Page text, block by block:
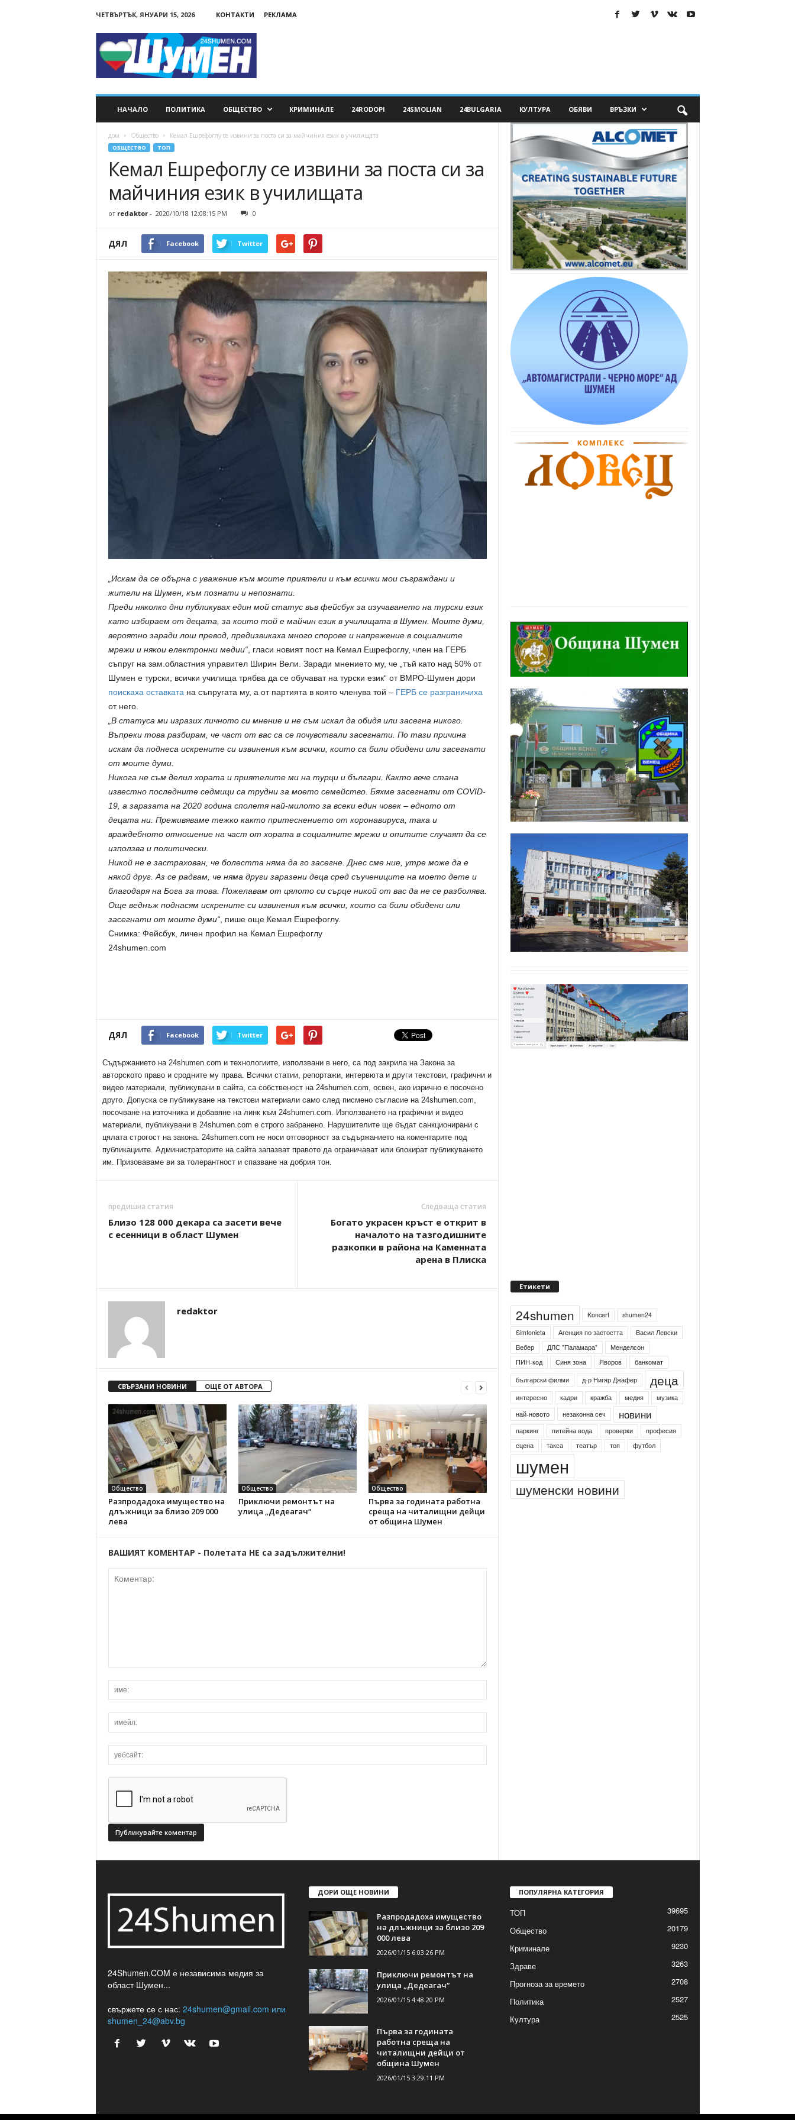
ЧЕТВЪРТЪК, ЯНУАРИ 15, 2026 КОНТАКТИ РЕКЛАМА
НАЧАЛО ПОЛИТИКА ОБЩЕСТВО КРИМИНАЛЕ 24RODOPI 24SMOLIAN 24BULGARIA КУЛТУРА ОБЯВИ ВРЪЗКИ
дом Общество Кемал Ешрефоглу се извини за поста си за майчиния език в училищата
ОБЩЕСТВО ТОП
Кемал Ешрефоглу се извини за поста си за
майчиния език в училищата
от redaktor- 2020/10/18 12:08:15 PM 0
ДЯЛ Facebook Twitter
„Искам да се обърна с уважение към моите приятели и към всички мои съграждани и
жители на Шумен, към познати и непознати.
Преди няколко дни публикувах един мой статус във фейсбук за изучаването на турски език
като избираем от децата, за които той е майчин език в училищата в Шумен. Моите думи,
вероятно заради лош превод, предизвикаха много спорове и напрежение в социалните
мрежи и някои електронни медии“, гласи новият пост на Кемал Ешрефоглу, член на ГЕРБ
съпруг на зам.областния управител Ширин Вели. Заради мнението му, че „тъй като над 50% от
Шумен е турски, всички училища трябва да се обучават на турски език“ от ВМРО-Шумен дори
поискаха оставката на съпругата му, а от партията в която членува той – ГЕРБ се разграничиха
от него.
„В статуса ми изразих личното си мнение и не съм искал да обидя или засегна никого.
Въпреки това разбирам, че част от вас са се почувствали засегнати. По тази причина
искам да поднеса искрените си извинения към всички, които са били обидени или засегнати
от моите думи.
Никога не съм делил хората и приятелите ми на турци и българи. Както вече стана
известно последните седмици са трудни за моето семейство. Бяхме засегнати от COVID-
19, а заразата на 2020 година сполетя най-милото за всеки един човек – едното от
децата ни. Преживяваме тежко както притеснението от коронавируса, така и
враждебното отношение на част от хората в социалните мрежи и опитите случаят да се
използва и политически.
Никой не е застрахован, че болестта няма да го засегне. Днес сме ние, утре може да е
някой друг. Аз се радвам, че няма други заразени деца сред съучениците на моето дете и
благодаря на Бога за това. Пожелавам от цялото си сърце никой от вас да не се разболява.
Още веднъж поднасям искрените си извинения към всички, които са били обидени или
засегнати от моите думи“, пише още Кемал Ешрефоглу.
Снимка: Фейсбук, личен профил на Кемал Ешрефоглу
24shumen.com
ДЯЛ Facebook Twitter
Съдържанието на 24shumen.com и технологиите, използвани в него, са под закрила на Закона за
авторското право и сродните му права. Всички статии, репортажи, интервюта и други текстови, графични и
видео материали, публикувани в сайта, са собственост на 24shumen.com, освен, ако изрично е посочено
друго. Допуска се публикуване на текстови материали само след писмено съгласие на 24shumen.com,
посочване на източника и добавяне на линк към 24shumen.com. Използването на графични и видео
материали, публикувани в 24shumen.com е строго забранено. Нарушителите ще бъдат санкционирани с
цялата строгост на закона. 24shumen.com не носи отговорност за съдържанието на коментарите под
публикациите. Администраторите на сайта запазват правото да ограничават или блокират публикуването
им. Призоваваме ви за толерантност и спазване на добрия тон.
предишна статия
Близо 128 000 декара са засети вече
с есенници в област Шумен
Следваща статия
Богато украсен кръст е открит в
началото на тазгодишните
разкопки в района на Каменната
арена в Плиска
redaktor
СВЪРЗАНИ НОВИНИ ОЩЕ ОТ АВТОРА
Общество
Разпродадоха имущество на
длъжници за близо 209 000
лева
Общество
Приключи ремонтът на
улица „Дедеагач“
Общество
Първа за годината работна
среща на читалищни дейци
от община Шумен
ВАШИЯТ КОМЕНТАР - Полетата НЕ са задължителни!
Етикети
24shumen Koncert
shumen24
Simfonieta
Агенция по заетостта
Васил Левски
Вебер
ДЛС "Паламара"
Менделсон
ПИН-код
Синя зона Яворов
банкомат
български филми
д-р Нигяр Джафер деца
интересно кадри кражба медия
музика
най-новото
незаконна сеч новини
паркинг питейна вода проверки
професия
сцена
такса театър топ футбол
шумен
шуменски новини
24Shumen.COM е независима медия за
област Шумен...
свържете се с нас: 24shumen@gmail.com или
shumen_24@abv.bg
ДОРИ ОЩЕ НОВИНИ
Разпродадоха имущество
на длъжници за близо 209
000 лева
2026/01/15 6:03:26 PM
Приключи ремонтът на
улица „Дедеагач“
2026/01/15 4:48:20 PM
Първа за годината
работна среща на
читалищни дейци от
община Шумен
2026/01/15 3:29:11 PM
ПОПУЛЯРНА КАТЕГОРИЯ
ТОП
39695
Общество
20179
Криминале
9230
Здраве
3263
Прогноза за времето
2708
Политика
2527
Култура
2525